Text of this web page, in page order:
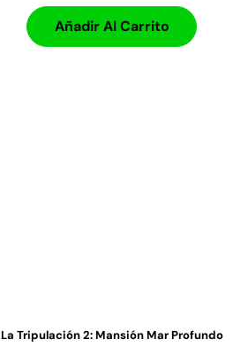
Añadir Al Carrito
La Tripulación 2: Mansión Mar Profundo